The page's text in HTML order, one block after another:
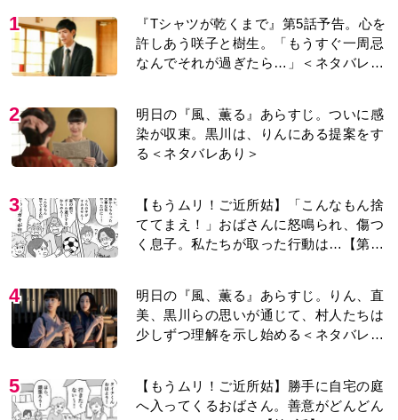
1
『Tシャツが乾くまで』第5話予告。心を
許しあう咲子と樹生。「もうすぐ一周忌
なんでそれが過ぎたら…」＜ネタバレあ
2
明日の『風、薫る』あらすじ。ついに感
染が収束。黒川は、りんにある提案をす
る＜ネタバレあり＞
3
【もうムリ！ご近所姑】「こんなもん捨
ててまえ！」おばさんに怒鳴られ、傷つ
く息子。私たちが取った行動は…【第3
4
明日の『風、薫る』あらすじ。りん、直
美、黒川らの思いが通じて、村人たちは
少しずつ理解を示し始める＜ネタバレあ
5
【もうムリ！ご近所姑】勝手に自宅の庭
へ入ってくるおばさん。善意がどんどん